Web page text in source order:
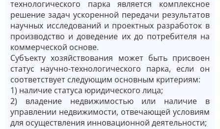
технологического парка является комплексное
решение задач ускоренной передачи результатов
научных исследований и проектных разработок в
производство и доведение их до потребителя на
коммерческой основе.
Субъекту хозяйствования может быть присвоен
статус научно-технологического парка, если он
соответствует следующим основным критериям:
1) наличие статуса юридического лица;
2) владение недвижимостью или наличие в
управлении недвижимости, отвечающей условиям
для осуществления инновационной деятельности;